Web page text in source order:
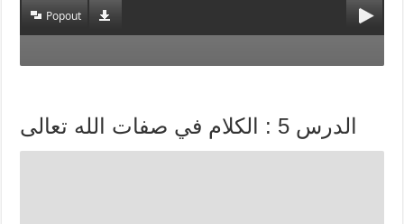
Popout
الدرس 5 : الكلام في صفات الله تعالى